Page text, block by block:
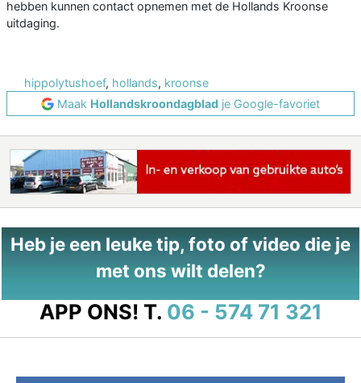
hebben kunnen contact opnemen met de Hollands Kroonse
uitdaging.
hippolytushoef, hollands, kroonse
Maak Hollandskroondagblad je Google-favoriet
Heb je een leuke tip, foto of video die je
met ons wilt delen?
APP ONS! T. 06 - 574 71 321